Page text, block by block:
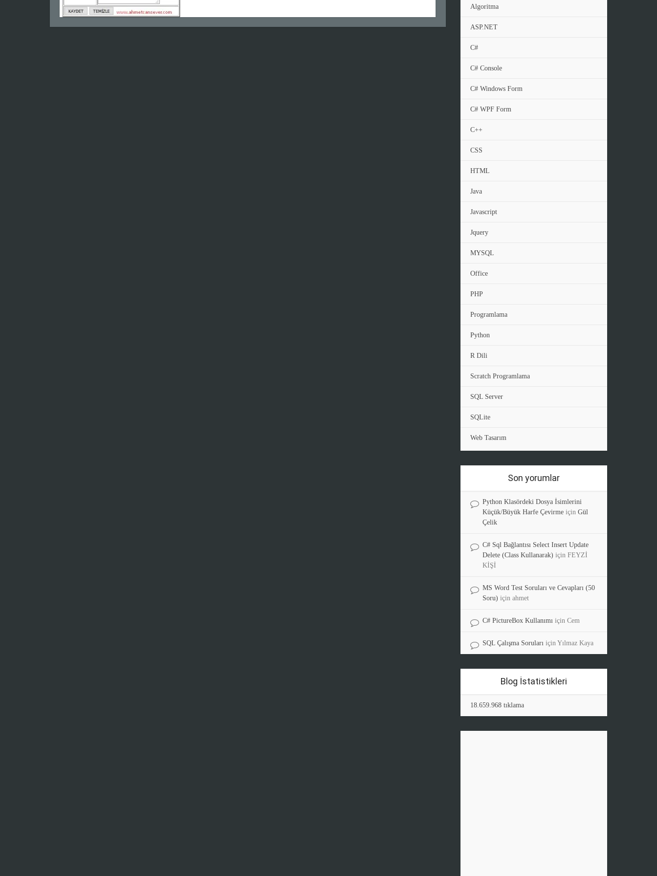
Algoritma
ASP.NET
C#
C# Console
C# Windows Form
C# WPF Form
C++
CSS
HTML
Java
Javascript
Jquery
MYSQL
Office
PHP
Programlama
Python
R Dili
Scratch Programlama
SQL Server
SQLite
Web Tasarım
Son yorumlar
Python Klasördeki Dosya İsimlerini
Küçük/Büyük Harfe Çevirme için Gül
Çelik
C# Sql Bağlantısı Select Insert Update
Delete (Class Kullanarak) için FEYZİ
KİŞİ
MS Word Test Soruları ve Cevapları (50
Soru) için ahmet
C# PictureBox Kullanımı için Cem
SQL Çalışma Soruları için Yılmaz Kaya
Blog İstatistikleri
18.659.968 tıklama